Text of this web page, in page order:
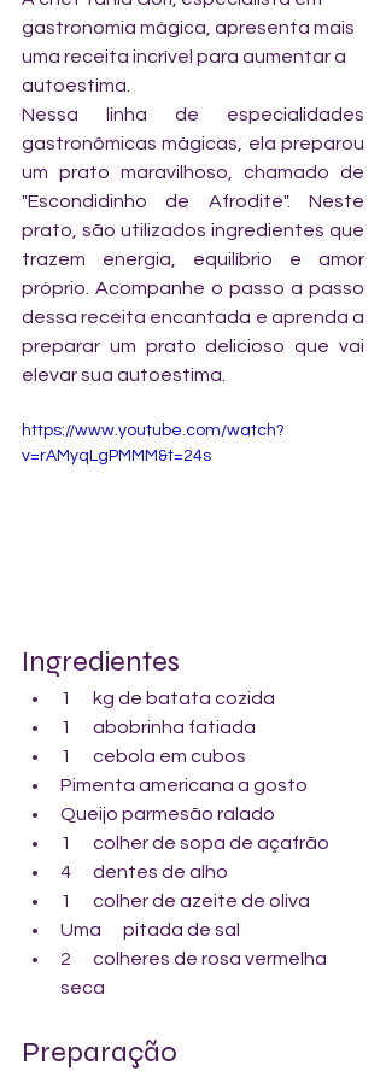
gastronomia mágica, apresenta mais
uma receita incrível para aumentar a
autoestima.
Nessa linha de especialidades
gastronômicas mágicas, ela preparou
um prato maravilhoso, chamado de
"Escondidinho de Afrodite". Neste
prato, são utilizados ingredientes que
trazem energia, equilíbrio e amor
próprio. Acompanhe o passo a passo
dessa receita encantada e aprenda a
preparar um prato delicioso que vai
elevar sua autoestima.
https://www.youtube.com/watch?
v=rAMyqLgPMMM&t=24s
Ingredientes
1      kg de batata cozida
1      abobrinha fatiada
1      cebola em cubos
Pimenta americana a gosto
Queijo parmesão ralado
1      colher de sopa de açafrão
4      dentes de alho
1      colher de azeite de oliva
Uma      pitada de sal
2      colheres de rosa vermelha
seca
Preparação